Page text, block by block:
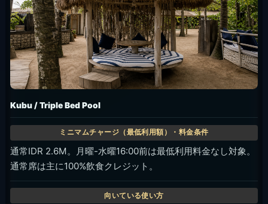
Evening Ocean / Boat / Triple Bed Ocean
16:30以降はIDR 4Mパッケージ。IDR 2M飲食クレジット +
imported spirit bottle付き。
サンセットから夜まで、特別感のある海側席を取りたい時。
この席の空き状況を問い合わせる
確認日: 2026年6月4日。税・サービス別（8%サービスチ